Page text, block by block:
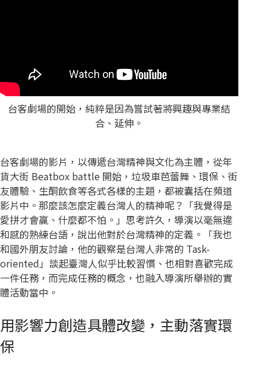
台客劇場的開始，純粹是因為嘗試著將興趣與專業結
合、延伸。
台客劇場的影片，以傳遞台灣精神與文化為主體，從年
貨大街 Beatbox battle 開始，垃圾車芭蕾舞、環保、街
友體驗、生酮飲食等各式各樣的主題，都被囊括在頻道
影片中。那麼該怎麼定義台灣人的精神呢？「我覺得是
愛拼才會贏、什麼都不怕。」思考許久，導演以毫無違
和感的熟練台語，說出他對於台灣精神的定義。「我也
和國外朋友討論，他的觀察是台灣人非常的 Task-
oriented」談起臺灣人似乎比較習慣、也相對喜歡完成
一件任務，而完成任務的概念，也融入導演所舉辦的實
體活動當中。
用影響力創造具體改變，主動落實環
保